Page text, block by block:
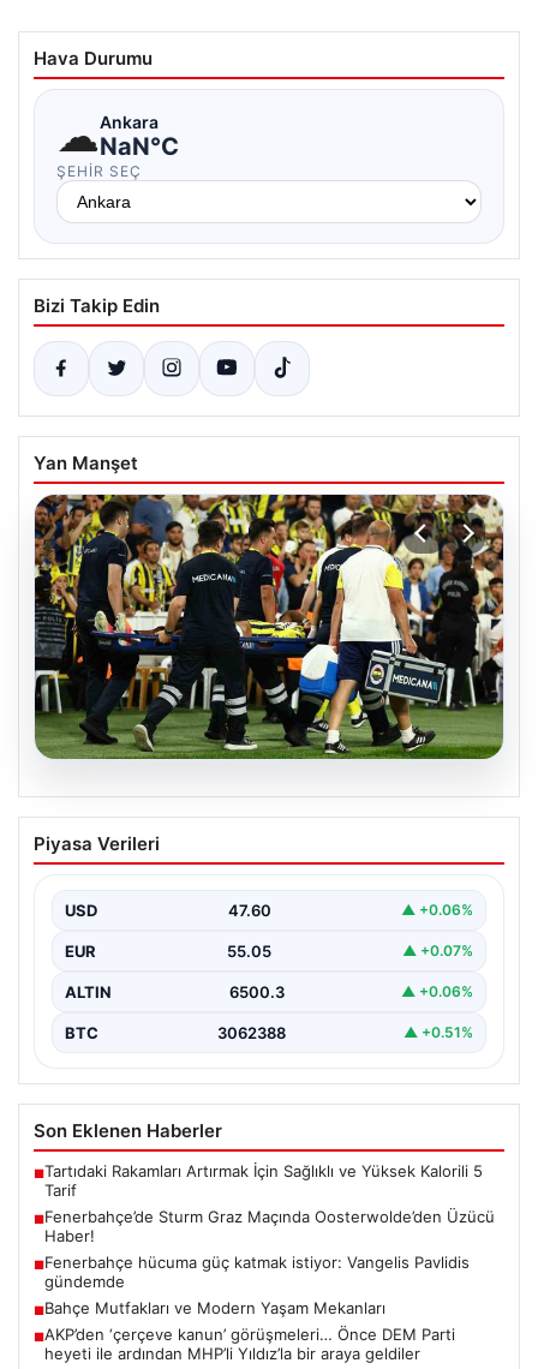
Hava Durumu
☁Ankara
NaN°C
ŞEHIR SEÇ
Bizi Takip Edin
Yan Manşet
Fenerbahçe’de Sturm Graz Maçında
Oosterwolde’den Üzücü Haber!
Almanya temsilcisi Sturm Graz’ı evinde ağırladı.
Mücadele…
Piyasa Verileri
USD 47.60 ▲ +0.06%
EUR 55.05 ▲ +0.07%
ALTIN 6500.3 ▲ +0.06%
BTC 3062388 ▲ +0.51%
Son Eklenen Haberler
■Tartıdaki Rakamları Artırmak İçin Sağlıklı ve Yüksek Kalorili 5
Tarif
■Fenerbahçe’de Sturm Graz Maçında Oosterwolde’den Üzücü
Haber!
■Fenerbahçe hücuma güç katmak istiyor: Vangelis Pavlidis
gündemde
■Bahçe Mutfakları ve Modern Yaşam Mekanları
■AKP’den ‘çerçeve kanun’ görüşmeleri… Önce DEM Parti
heyeti ile ardından MHP’li Yıldız’la bir araya geldiler